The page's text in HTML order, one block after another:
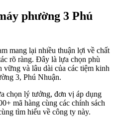
phường 3 Phú
mang lại nhiều thuận lợi về chất
rõ ràng. Đây là lựa chọn phù
vững và lâu dài của các tiệm kinh
3, Phú Nhuận.
chọn lý tưởng, đơn vị áp dụng
mã hàng cùng các chính sách
tìm hiểu về công ty này.